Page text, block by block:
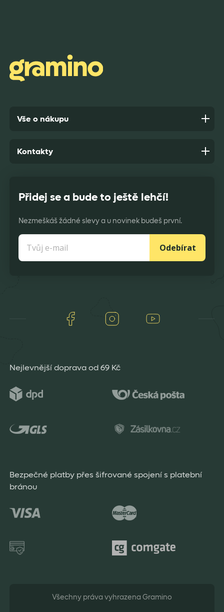
Anonym,před 9 dny
Vše o nákupu
Přidej se a bude to ještě lehčí!
Nezmeškáš žádné slevy a u novinek budeš první.
Odebírat
Facebook Instagram
Kontakty
Nejlevnější doprava od 69 Kč
Bezpečné platby přes šifrované spojení s platební
bránou
Všechny práva vyhrazena Gramino